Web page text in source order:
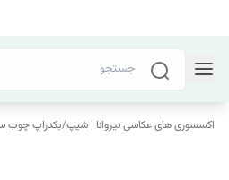
اکسسوری های عکاسی نیروانا | شیپ/بکدراپ چوب